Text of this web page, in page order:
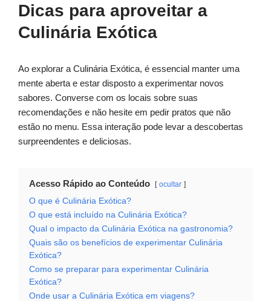
Dicas para aproveitar a
Culinária Exótica
Ao explorar a Culinária Exótica, é essencial manter uma
mente aberta e estar disposto a experimentar novos
sabores. Converse com os locais sobre suas
recomendações e não hesite em pedir pratos que não
estão no menu. Essa interação pode levar a descobertas
surpreendentes e deliciosas.
Acesso Rápido ao Conteúdo ocultar
O que é Culinária Exótica?
O que está incluído na Culinária Exótica?
Qual o impacto da Culinária Exótica na gastronomia?
Quais são os benefícios de experimentar Culinária
Exótica?
Como se preparar para experimentar Culinária
Exótica?
Onde usar a Culinária Exótica em viagens?